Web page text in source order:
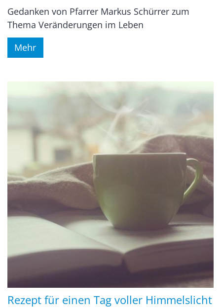
Gedanken von Pfarrer Markus Schürrer zum
Thema Veränderungen im Leben
Mehr
Rezept für einen Tag voller Himmelslicht